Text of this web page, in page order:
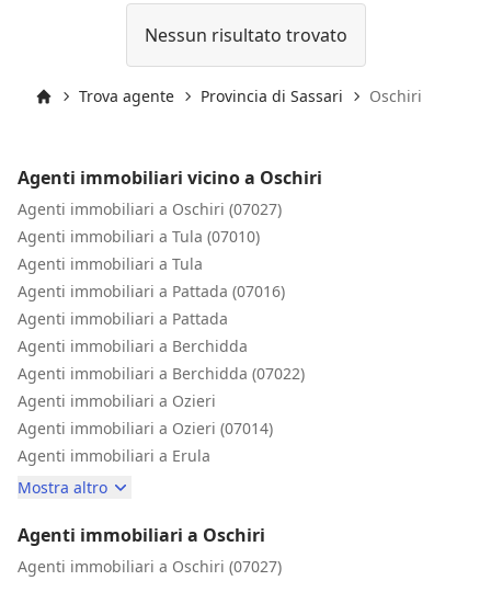
Nessun risultato trovato
Trova agente Provincia di Sassari Oschiri
Agenti immobiliari vicino a Oschiri
Agenti immobiliari a Oschiri (07027)
Agenti immobiliari a Tula (07010)
Agenti immobiliari a Tula
Agenti immobiliari a Pattada (07016)
Agenti immobiliari a Pattada
Agenti immobiliari a Berchidda
Agenti immobiliari a Berchidda (07022)
Agenti immobiliari a Ozieri
Agenti immobiliari a Ozieri (07014)
Agenti immobiliari a Erula
Mostra altro
Agenti immobiliari a Oschiri
Agenti immobiliari a Oschiri (07027)